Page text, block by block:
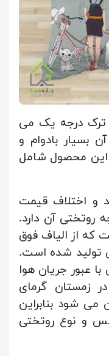
ترک درجه یک می
بسیار بادوام و
محصول شامل
و اختلاف قیمت
روتختی آن دارد.
که از الیاف فوق
تولید شده است.
عبور جریان هوا
زمستان گرمای
می شود بنابراین
و نوع روتختی